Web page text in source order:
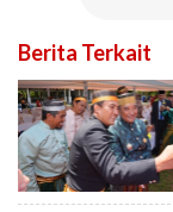
Berita Terkait